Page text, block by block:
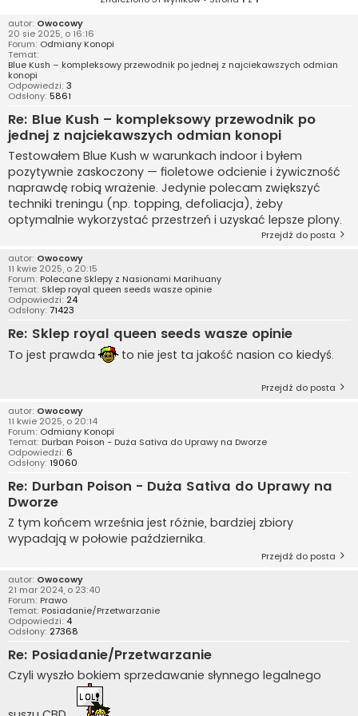
autor: Owocowy
20 sie 2025, o 16:16
Forum: Odmiany Konopi
Temat:
Blue Kush – kompleksowy przewodnik po jednej z najciekawszych odmian
konopi
Odpowiedzi: 3
Odsłony: 5861
Re: Blue Kush – kompleksowy przewodnik po
jednej z najciekawszych odmian konopi
Testowałem Blue Kush w warunkach indoor i byłem
pozytywnie zaskoczony — fioletowe odcienie i żywiczność
naprawdę robią wrażenie. Jedynie polecam zwiększyć
techniki treningu (np. topping, defoliacja), żeby
optymalnie wykorzystać przestrzeń i uzyskać lepsze plony.
Przejdź do posta
autor: Owocowy
11 kwie 2025, o 20:15
Forum: Polecane Sklepy z Nasionami Marihuany
Temat: Sklep royal queen seeds wasze opinie
Odpowiedzi: 24
Odsłony: 71423
Re: Sklep royal queen seeds wasze opinie
To jest prawda to nie jest ta jakość nasion co kiedyś.
Przejdź do posta
autor: Owocowy
11 kwie 2025, o 20:14
Forum: Odmiany Konopi
Temat: Durban Poison - Duża Sativa do Uprawy na Dworze
Odpowiedzi: 6
Odsłony: 19060
Re: Durban Poison - Duża Sativa do Uprawy na
Dworze
Z tym końcem września jest różnie, bardziej zbiory
wypadają w połowie października.
Przejdź do posta
autor: Owocowy
21 mar 2024, o 23:40
Forum: Prawo
Temat: Posiadanie/Przetwarzanie
Odpowiedzi: 4
Odsłony: 27368
Re: Posiadanie/Przetwarzanie
Czyli wyszło bokiem sprzedawanie słynnego legalnego